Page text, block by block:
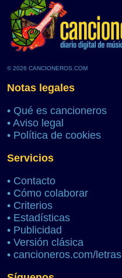
© 2026 CANCIONEROS.COM
Notas legales
• Qué es cancioneros
• Aviso legal
• Política de cookies
Servicios
• Contacto
• Cómo colaborar
• Criterios
• Estadísticas
• Publicidad
• Versión clásica
• cancioneros.com/letras